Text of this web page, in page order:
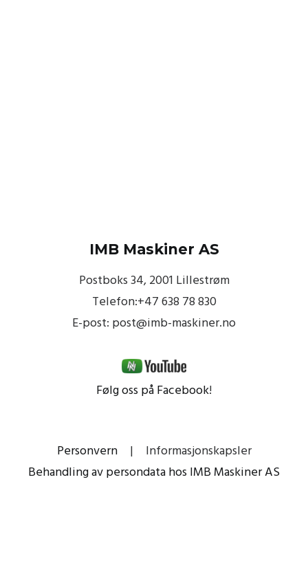
IMB Maskiner AS
Postboks 34, 2001 Lillestrøm
Telefon:+47 638 78 830
E-post: post@imb-maskiner.no
Følg oss på Facebook!
Personvern| Informasjonskapsler
Behandling av persondata hos IMB Maskiner AS